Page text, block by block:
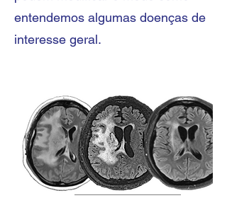
entendemos algumas doenças de
interesse geral.